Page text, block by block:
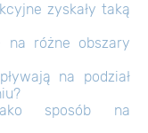
zyskały taką
na różne obszary
na podział
sposób na